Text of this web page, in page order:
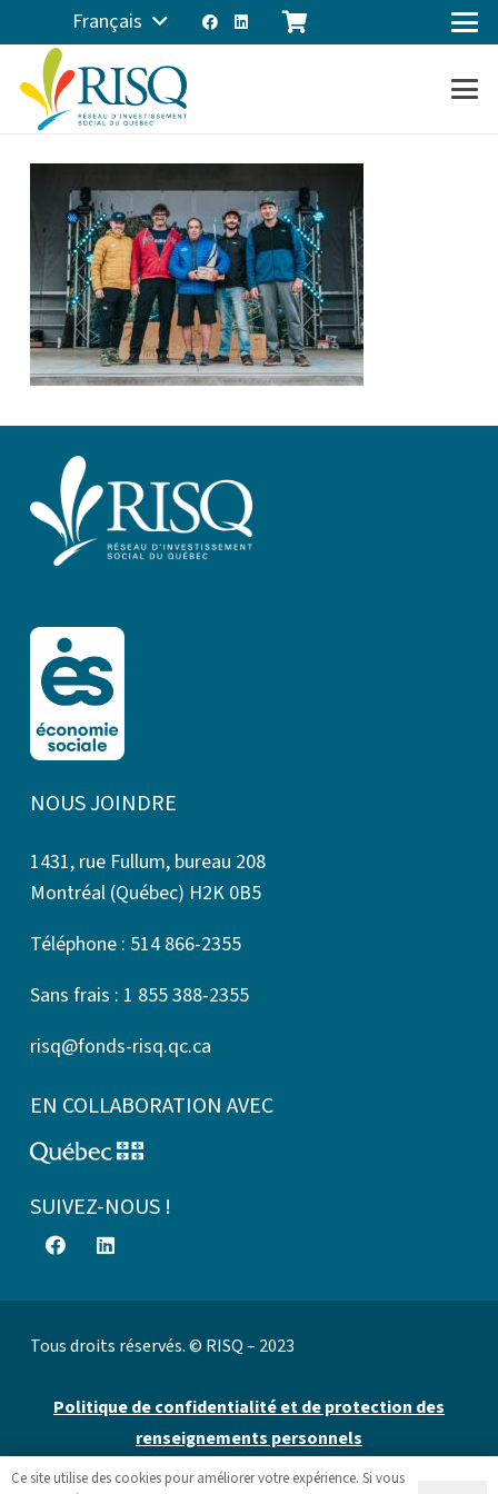
Français
NOUS JOINDRE
1431, rue Fullum, bureau 208
Montréal (Québec) H2K 0B5
Téléphone : 514 866-2355
Sans frais : 1 855 388-2355
risq@fonds-risq.qc.ca
EN COLLABORATION AVEC
SUIVEZ-NOUS !
Tous droits réservés. © RISQ – 2023
Politique de confidentialité et de protection des
renseignements personnels
Ce site utilise des cookies pour améliorer votre expérience. Si vous